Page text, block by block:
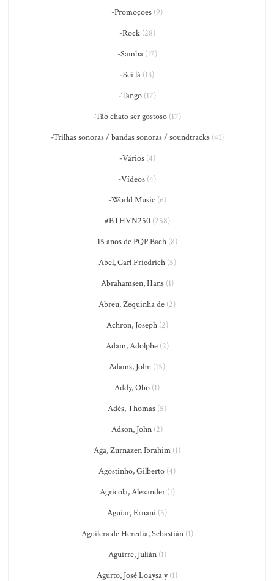
-Promoções (9)
-Rock(28)
-Samba(17)
-Sei lá (13)
-Tango(17)
-Tão chato ser gostoso (17)
-Trilhas sonoras / bandas sonoras / soundtracks(41)
-Vários(4)
-Vídeos (4)
-World Music (6)
#BTHVN250(258)
15 anos de PQP Bach(8)
Abel, Carl Friedrich(5)
Abrahamsen, Hans(1)
Abreu, Zequinha de (2)
Achron, Joseph(2)
Adam, Adolphe(2)
Adams, John (15)
Addy, Obo (1)
Adès, Thomas (5)
Adson, John (2)
Ağa, Zurnazen Ibrahim (1)
Agostinho, Gilberto (4)
Agricola, Alexander(1)
Aguiar, Ernani (5)
Aguilera de Heredia, Sebastián(1)
Aguirre, Julián(1)
Agurto, José Loaysa y(1)